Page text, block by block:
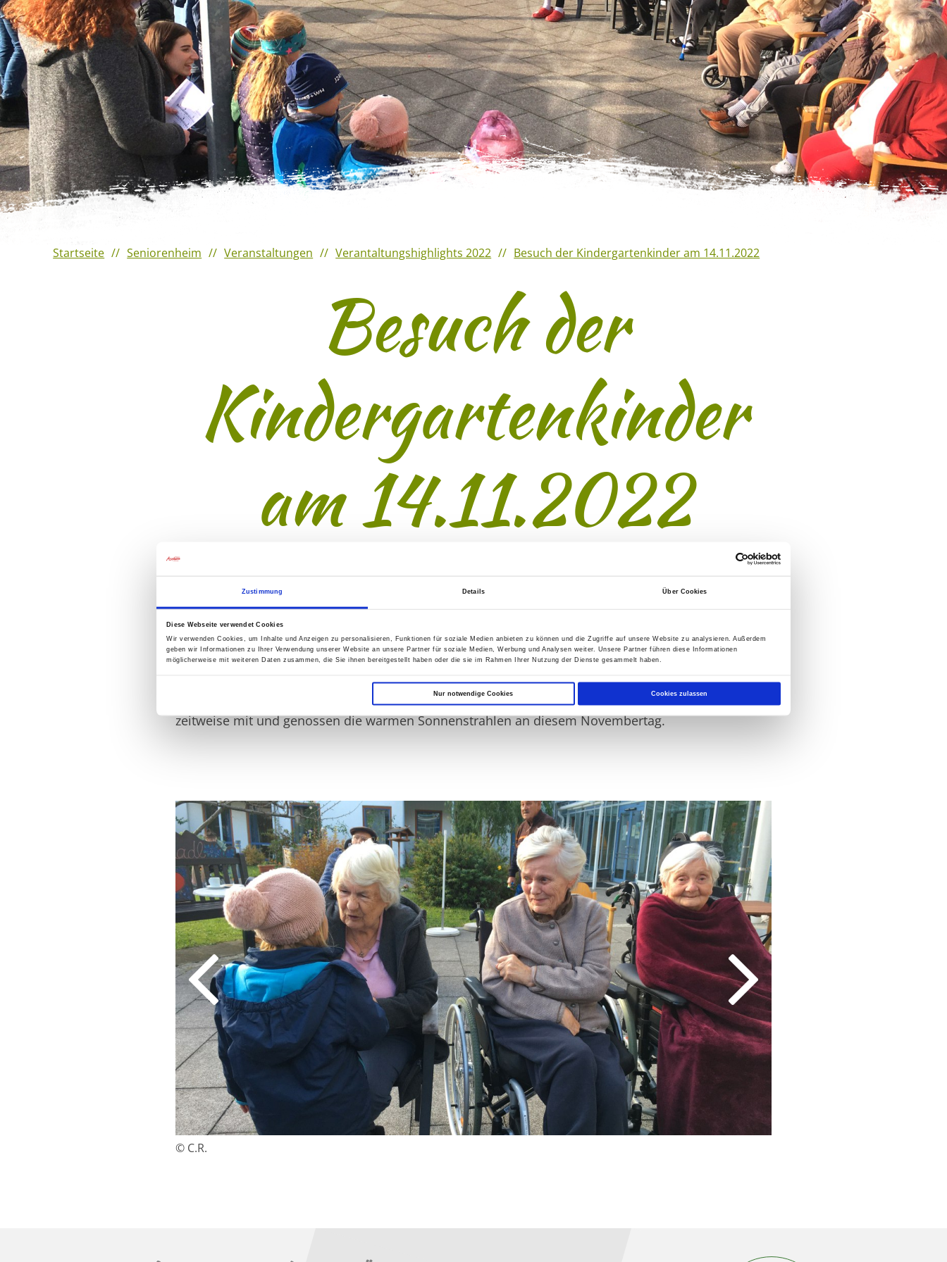
Zustimmung Details Über Cookies
Diese Webseite verwendet Cookies
Wir verwenden Cookies, um Inhalte und Anzeigen zu personalisieren, Funktionen für soziale Medien anbieten zu können und die Zugriffe auf unsere Website zu analysieren. Außerdem
geben wir Informationen zu Ihrer Verwendung unserer Website an unsere Partner für soziale Medien, Werbung und Analysen weiter. Unsere Partner führen diese Informationen
möglicherweise mit weiteren Daten zusammen, die Sie ihnen bereitgestellt haben oder die sie im Rahmen Ihrer Nutzung der Dienste gesammelt haben.
Nur notwendige Cookies Cookies zulassen
Startseite Seniorenheim Veranstaltungen Verantaltungshighlights 2022 Besuch der Kindergartenkinder am 14.11.2022
Besuch der
Kindergartenkinder
am 14.11.2022
Am Montagnachmittag besuchten uns die Kindergartenkinder mit ihren Erzieherinnen, um uns
einige St. Martinlieder vorzutragen. Sie hatten ihre selbstgebastelten Laternen dabei und freuten
sich im Anschluß sichtlich über den warmen Tee und die Krapfen, die wir ihnen servierten. Unsere
Bewohner zeigten sich begeistert von dem Gesang und der Anwesenheit der Kinder, sangen
zeitweise mit und genossen die warmen Sonnenstrahlen an diesem Novembertag.
© C.R.
2023
Verantaltungshighlights 2022
Veranstaltungshighlights
2021